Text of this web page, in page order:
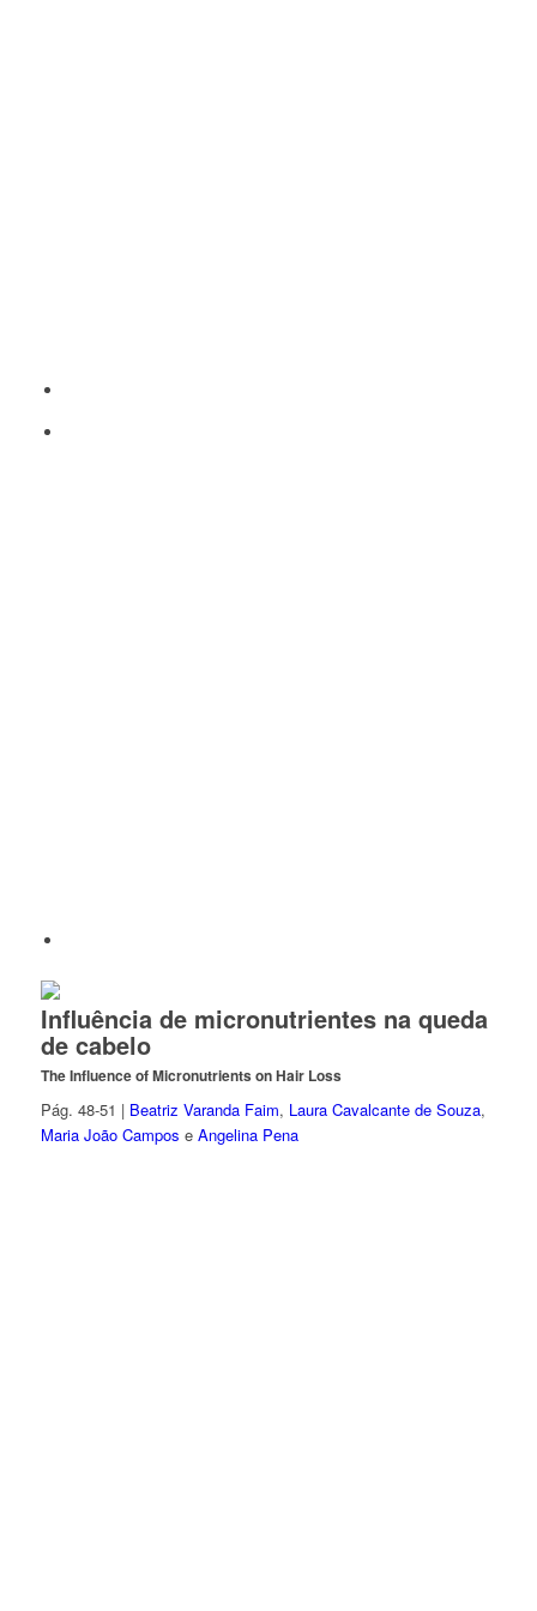
Influência de micronutrientes na queda
de cabelo
The Influence of Micronutrients on Hair Loss
Pág. 48-51 | Beatriz Varanda Faim, Laura Cavalcante de Souza,
Maria João Campos e Angelina Pena